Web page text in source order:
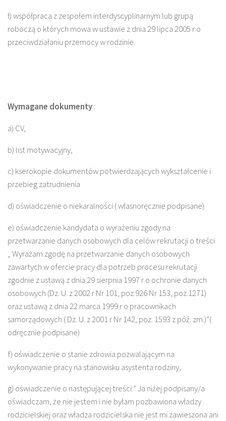
ł) współpraca z zespołem interdyscyplinarnym lub grupą
roboczą o których mowa w ustawie z dnia 29 lipca 2005 r o
przeciwdziałaniu przemocy w rodzinie.
Wymagane dokumenty:
a) CV,
b) list motywacyjny,
c) kserokopie dokumentów potwierdzających wykształcenie i
przebieg zatrudnienia
d) oświadczenie o niekaralności ( własnoręcznie podpisane)
e) oświadczenie kandydata o wyrażeniu zgody na
przetwarzanie danych osobowych dla celów rekrutacji o treści
„ Wyrażam zgodę na przetwarzanie danych osobowych
zawartych w ofercie pracy dla potrzeb procesu rekrutacji
zgodnie z ustawą z dnia 29 sierpnia 1997 r o ochronie danych
osobowych (Dz. U. z 2002 r Nr 101, poz.926 Nr 153, poz.1271)
oraz ustawą z dnia 22 marca 1999 r o pracownikach
samorządowych ( Dz. U. z 2001 r Nr 142, poz. 1593 z póź. zm.)”(
odręcznie podpisane)
f) oświadczenie o stanie zdrowia pozwalającym na
wykonywanie pracy na stanowisku asystenta rodziny,
g) oświadczenie o następującej treści:” Ja niżej podpisany/a
oświadczam, że nie jestem i nie byłam pozbawiona władzy
rodzicielskiej oraz władza rodzicielska nie jest mi zawieszona ani